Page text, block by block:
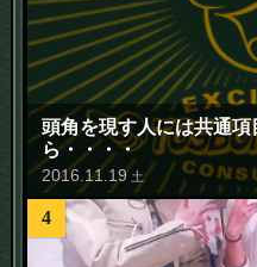
頭角を現す人には共通
ら・・・・
2016 11 19 土
4